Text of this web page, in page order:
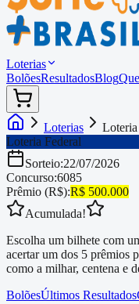
Loterias
BolõesResultadosBlog
Loterias
Loteria
Loteria Federal
Sorteio:22/07/2026
Concurso:6085
Prêmio (R$):R$ 500.000
Acumulada!
Escolha um bilhete com
acertar um dos 5 prêmios
como a milhar, centena e
BolõesÚltimos Resultados